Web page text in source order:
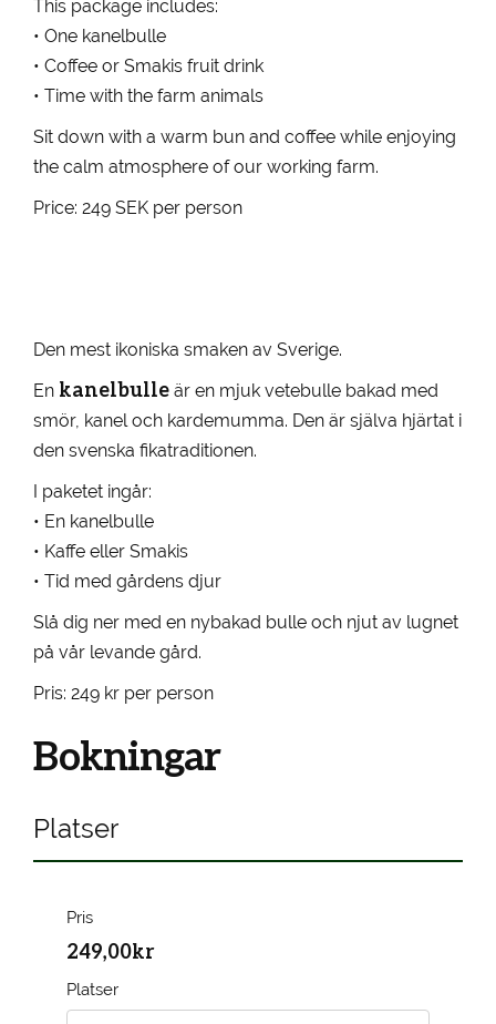
This package includes:
• One kanelbulle
• Coffee or Smakis fruit drink
• Time with the farm animals
Sit down with a warm bun and coffee while enjoying
the calm atmosphere of our working farm.
Price: 249 SEK per person
Den mest ikoniska smaken av Sverige.
En kanelbulle är en mjuk vetebulle bakad med
smör, kanel och kardemumma. Den är själva hjärtat i
den svenska fikatraditionen.
I paketet ingår:
• En kanelbulle
• Kaffe eller Smakis
• Tid med gårdens djur
Slå dig ner med en nybakad bulle och njut av lugnet
på vår levande gård.
Pris: 249 kr per person
Bokningar
Platser
Pris
249,00kr
Platser